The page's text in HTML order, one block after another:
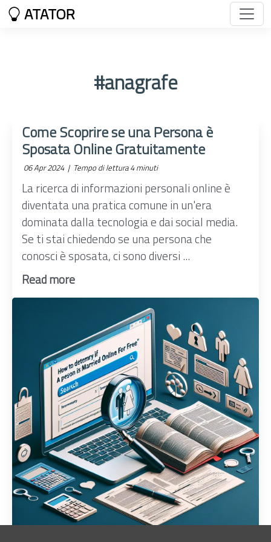
ATATOR
#anagrafe
Come Scoprire se una Persona è
Sposata Online Gratuitamente
06 Apr 2024 | Tempo di lettura 4 minuti
La ricerca di informazioni personali online è
diventata una pratica comune in un'era
dominata dalla tecnologia e dai social media.
Se ti stai chiedendo se una persona che
conosci è sposata, ci sono diversi ...
Read more